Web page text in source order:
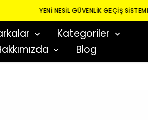
YENI NESIL GÜVENLIK GEÇIŞ SISTEMLERI
Kategoriler
Blog